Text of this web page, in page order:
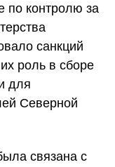
по контролю за
санкций
их роль в сборе
для
Северной
связана с